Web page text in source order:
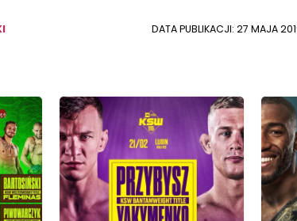
DATA PUBLIKACJI: 27 MAJA